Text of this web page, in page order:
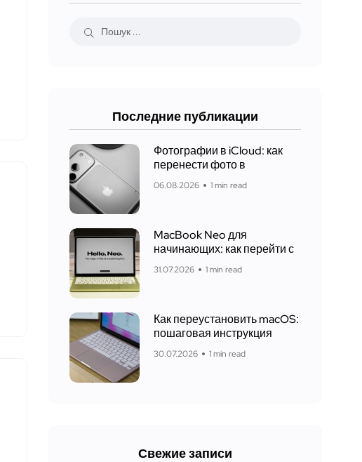
Последние публикации
Фотографии в iCloud: как
перенести фото в
06.08.2026 1 min read
MacBook Neo для
начинающих: как перейти с
31.07.2026 1 min read
Как переустановить macOS:
пошаговая инструкция
30.07.2026 1 min read
Свежие записи